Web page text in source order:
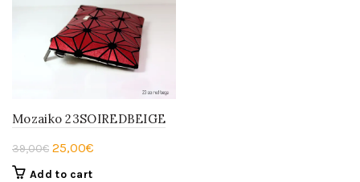
Mozaiko 23SOIREDBEIGE
39,00€ Original
price
25,00€
Add to cart